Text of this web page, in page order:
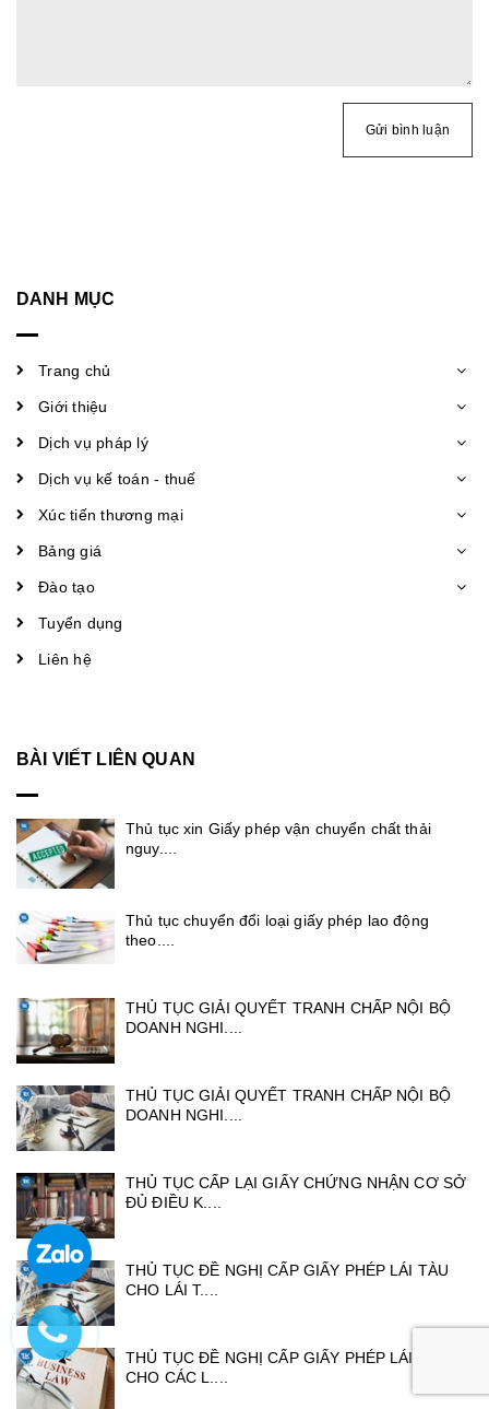
Gửi bình luận
DANH MỤC
Trang chủ
Giới thiệu
Dịch vụ pháp lý
Dịch vụ kế toán - thuế
Xúc tiến thương mại
Bảng giá
Đào tạo
Tuyển dụng
Liên hệ
BÀI VIẾT LIÊN QUAN
Thủ tục xin Giấy phép vận chuyển chất thải
nguy....
Thủ tục chuyển đổi loại giấy phép lao động
theo....
THỦ TỤC GIẢI QUYẾT TRANH CHẤP NỘI BỘ
DOANH NGHI....
THỦ TỤC GIẢI QUYẾT TRANH CHẤP NỘI BỘ
DOANH NGHI....
THỦ TỤC CẤP LẠI GIẤY CHỨNG NHẬN CƠ SỞ
ĐỦ ĐIỀU K....
THỦ TỤC ĐỀ NGHỊ CẤP GIẤY PHÉP LÁI TÀU
CHO LÁI T....
THỦ TỤC ĐỀ NGHỊ CẤP GIẤY PHÉP LÁI TÀU
CHO CÁC L....